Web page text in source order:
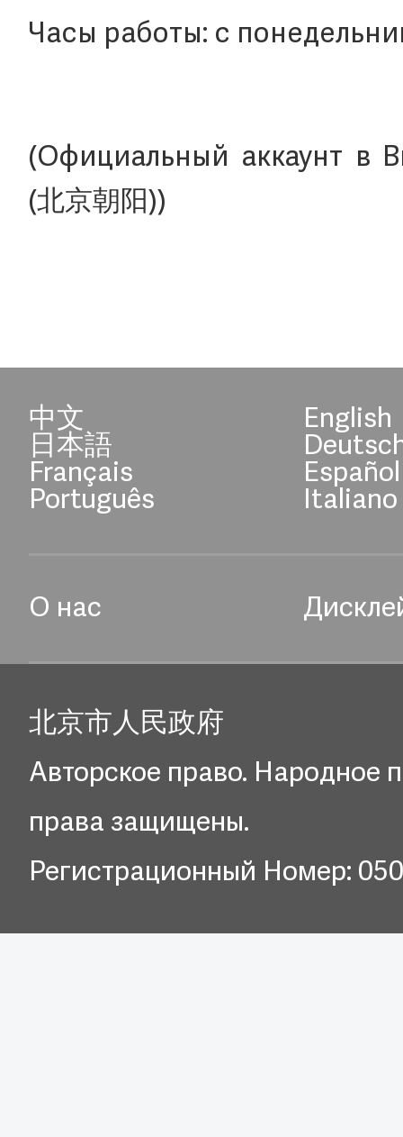
Часы работы: с
(Официальный аккаунт в
(北京朝阳))
中文 English
日本語
Français Español
Português Italiano
О нас
北京市人民政府
Авторское право. Народное
права защищены.
Регистрационный Номер: